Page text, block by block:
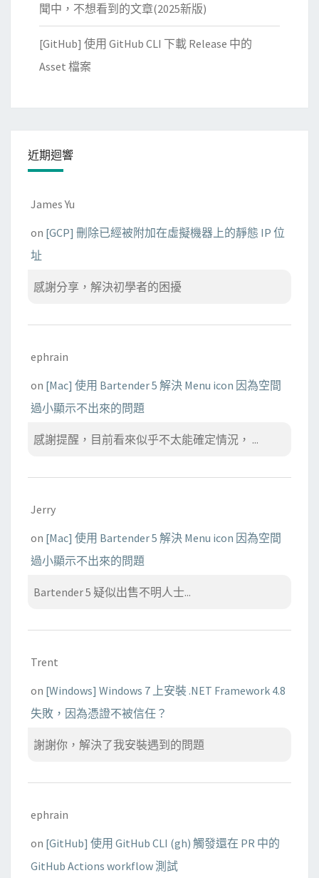
聞中，不想看到的文章(2025新版)
[GitHub] 使用 GitHub CLI 下載 Release 中的
Asset 檔案
近期迴響
James Yu
on [GCP] 刪除已經被附加在虛擬機器上的靜態 IP 位
址
感謝分享，解決初學者的困擾
ephrain
on [Mac] 使用 Bartender 5 解決 Menu icon 因為空間
過小顯示不出來的問題
感謝提醒，目前看來似乎不太能確定情況， ...
Jerry
on [Mac] 使用 Bartender 5 解決 Menu icon 因為空間
過小顯示不出來的問題
Bartender 5 疑似出售不明人士...
Trent
on [Windows] Windows 7 上安裝 .NET Framework 4.8
失敗，因為憑證不被信任？
謝謝你，解決了我安裝遇到的問題
ephrain
on [GitHub] 使用 GitHub CLI (gh) 觸發還在 PR 中的
GitHub Actions workflow 測試